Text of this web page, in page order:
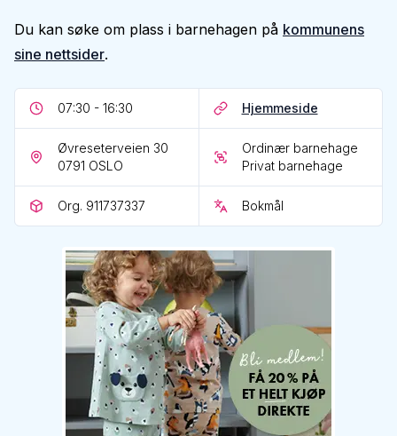
Du kan søke om plass i barnehagen på kommunens
sine nettsider.
07:30 - 16:30 Hjemmeside
Øvreseterveien 30
0791 OSLO
Ordinær barnehage
Privat barnehage
Org. 911737337 Bokmål